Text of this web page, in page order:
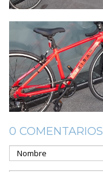
0 COMENTARIOS